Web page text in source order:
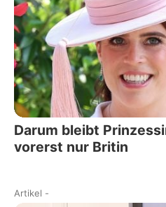
Darum bleibt
vorerst nur Britin
Artikel -